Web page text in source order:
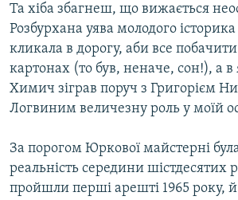
Та хіба збагнеш, що вижається
Розбурхана уява молодого
кликала в дорогу, аби все
картонах (то був, неначе, сон!), а
Химич зіграв поруч з Григорієм
Логвиним величезну роль у моїй
За порогом Юркової майстерні
реальність середини шістдесятих
пройшли перші арешті 1965 року, й